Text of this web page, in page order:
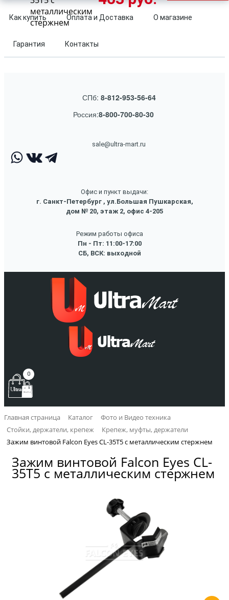
Как купить Оплата и Доставка О магазине
Гарантия Контакты
СПб: 8-812-953-56-64
Россия:8-800-700-80-30
sale@ultra-mart.ru
Офис и пункт выдачи:
г. Санкт-Петербург , ул.Большая Пушкарская,
дом № 20, этаж 2, офис 4-205
Режим работы офиса
Пн - Пт: 11:00-17:00
СБ, ВСК: выходной
0
Главная страница Каталог
Фото и Видео техника
Стойки, держатели, крепеж
Крепеж, муфты, держатели
Зажим винтовой Falcon Eyes CL-35T5 с металлическим стержнем
Зажим винтовой Falcon Eyes CL-
35T5 с металлическим стержнем
металлическим
стержнем